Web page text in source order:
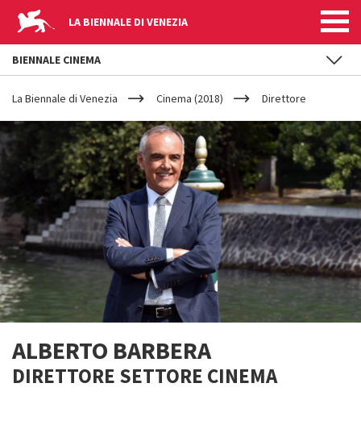
LA BIENNALE DI VENEZIA
YOUR
ARE
HERE
La Biennale di Venezia Cinema (2018) Direttore
ALBERTO BARBERA
DIRETTORE SETTORE CINEMA
BIENNALE CINEMA